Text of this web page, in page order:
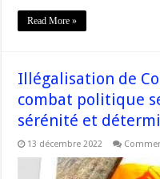
Read More »
Illégalisation de
combat politique
sérénité et
13 décembre 2022